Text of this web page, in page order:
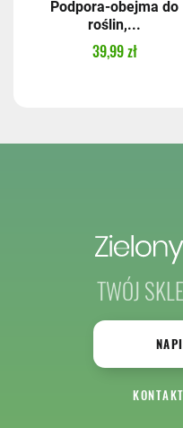
Podpora-obejma do
roślin,...
39,99 zł
TWÓJ
KONTAKT